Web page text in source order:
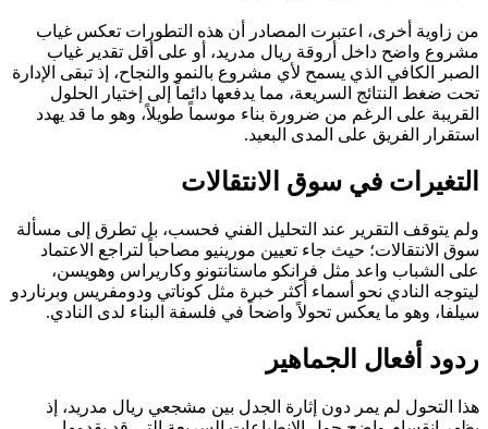
من زاوية أخرى، اعتبرت المصادر أن هذه التطورات تعكس غياب
مشروع واضح داخل أروقة ريال مدريد، أو على أقل تقدير غياب
الصبر الكافي الذي يسمح لأي مشروع بالنمو والنجاح، إذ تبقى الإدارة
تحت ضغط النتائج السريعة، مما يدفعها دائماً إلى إختيار الحلول
القريبة على الرغم من ضرورة بناء موسماً طويلاً، وهو ما قد يهدد
استقرار الفريق على المدى البعيد.
التغيرات في سوق الانتقالات
ولم يتوقف التقرير عند التحليل الفني فحسب، بل تطرق إلى مسألة
سوق الانتقالات؛ حيث جاء تعيين مورينيو مصاحباً لتراجع الاعتماد
على الشباب واعد مثل فرانكو ماستانتونو وكاريراس وهويسن،
ليتوجه النادي نحو أسماء أكثر خبرة مثل كوناتي ودومفريس وبرناردو
سيلفا، وهو ما يعكس تحولاً واضحاً في فلسفة البناء لدى النادي.
ردود أفعال الجماهير
هذا التحول لم يمر دون إثارة الجدل بين مشجعي ريال مدريد، إذ